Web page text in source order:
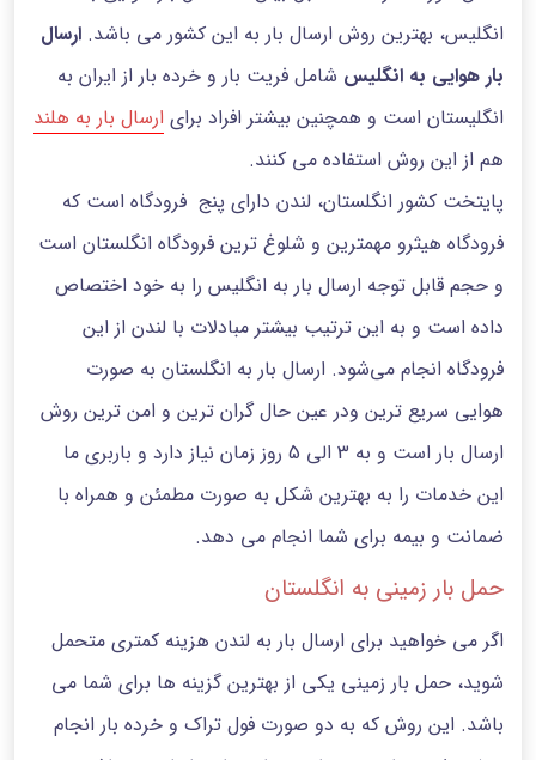
انگلیس، بهترین روش ارسال بار به این کشور می باشد. ارسال
بار هوایی به انگلیس شامل فریت بار و خرده بار از ایران به
انگلیستان است و همچنین بیشتر افراد برای ارسال بار به هلند
هم از این روش استفاده می کنند.
پایتخت کشور انگلستان، لندن دارای پنج فرودگاه است که
فرودگاه هیثرو مهمترین و شلوغ ترین فرودگاه انگلستان است
و حجم قابل توجه ارسال بار به انگلیس را به خود اختصاص
داده است و به این ترتیب بیشتر مبادلات با لندن از این
فرودگاه انجام می‌شود. ارسال بار به انگلستان به صورت
هوایی سریع ترین ودر عین حال گران ترین و امن ترین روش
ارسال بار است و به 3 الی 5 روز زمان نیاز دارد و باربری ما
این خدمات را به بهترین شکل به صورت مطمئن و همراه با
ضمانت و بیمه برای شما انجام می دهد.
حمل بار زمینی به انگلستان
اگر می خواهید برای ارسال بار به لندن هزینه کمتری متحمل
شوید، حمل بار زمینی یکی از بهترین گزینه ها برای شما می
باشد. این روش که به دو صورت فول تراک و خرده بار انجام